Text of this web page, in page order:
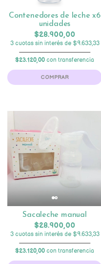
Contenedores de leche x6
unidades
$28.900,00
3 cuotas sin interés de $9.633,33
$23.120,00 con transferencia
COMPRAR
Sacaleche manual
$28.900,00
3 cuotas sin interés de $9.633,33
$23.120,00 con transferencia